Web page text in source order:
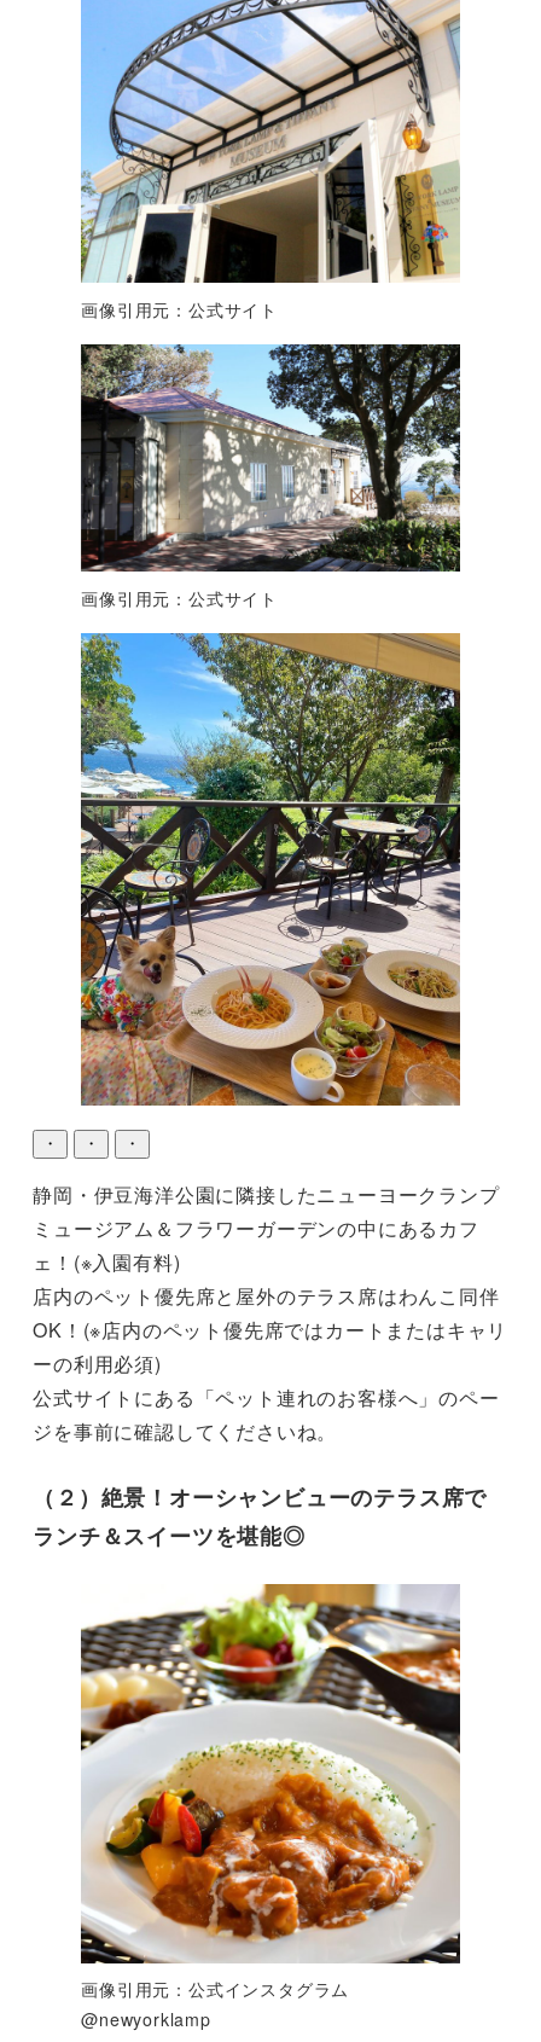
画像引用元：公式サイト
画像引用元：公式サイト
・ ・ ・
静岡・伊豆海洋公園に隣接したニューヨークランプ
ミュージアム＆フラワーガーデンの中にあるカフ
ェ！(※入園有料)
店内のペット優先席と屋外のテラス席はわんこ同伴
OK！(※店内のペット優先席ではカートまたはキャリ
ーの利用必須)
公式サイトにある「ペット連れのお客様へ」のペー
ジを事前に確認してくださいね。
（２）絶景！オーシャンビューのテラス席で
ランチ＆スイーツを堪能◎
画像引用元：公式インスタグラム
@newyorklamp